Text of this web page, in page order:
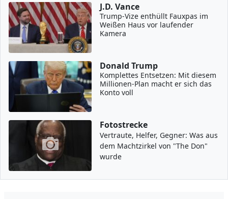
J.D. Vance
Trump-Vize enthüllt Fauxpas im
Weißen Haus vor laufender
Kamera
Donald Trump
Komplettes Entsetzen: Mit diesem
Millionen-Plan macht er sich das
Konto voll
Fotostrecke
Vertraute, Helfer, Gegner: Was aus
dem Machtzirkel von "The Don"
wurde